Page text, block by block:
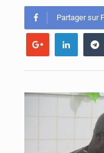
Partager sur